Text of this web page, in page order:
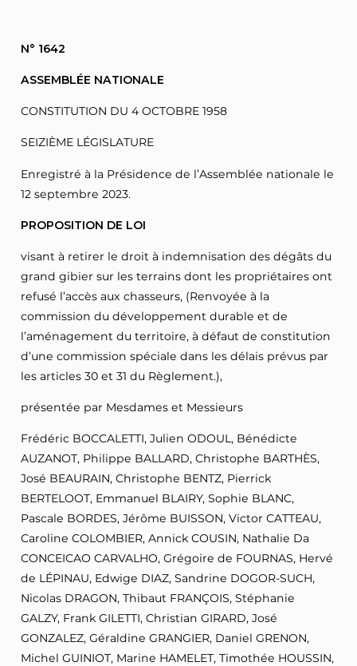
N° 1642
ASSEMBLÉE NATIONALE
CONSTITUTION DU 4 OCTOBRE 1958
SEIZIÈME LÉGISLATURE
Enregistré à la Présidence de l’Assemblée nationale le
12 septembre 2023.
PROPOSITION DE LOI
visant à retirer le droit à indemnisation des dégâts du
grand gibier sur les terrains dont les propriétaires ont
refusé l’accès aux chasseurs, (Renvoyée à la
commission du développement durable et de
l’aménagement du territoire, à défaut de constitution
d’une commission spéciale dans les délais prévus par
les articles 30 et 31 du Règlement.),
présentée par Mesdames et Messieurs
Frédéric BOCCALETTI, Julien ODOUL, Bénédicte
AUZANOT, Philippe BALLARD, Christophe BARTHÈS,
José BEAURAIN, Christophe BENTZ, Pierrick
BERTELOOT, Emmanuel BLAIRY, Sophie BLANC,
Pascale BORDES, Jérôme BUISSON, Victor CATTEAU,
Caroline COLOMBIER, Annick COUSIN, Nathalie Da
CONCEICAO CARVALHO, Grégoire de FOURNAS, Hervé
de LÉPINAU, Edwige DIAZ, Sandrine DOGOR-SUCH,
Nicolas DRAGON, Thibaut FRANÇOIS, Stéphanie
GALZY, Frank GILETTI, Christian GIRARD, José
GONZALEZ, Géraldine GRANGIER, Daniel GRENON,
Michel GUINIOT, Marine HAMELET, Timothée HOUSSIN,